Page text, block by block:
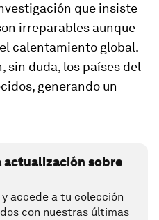
que insiste
irreparables aunque
calentamiento global.
sin duda, los países del
generando un
actualización sobre
accede a tu colección
con nuestras últimas